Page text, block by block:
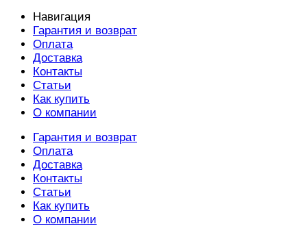
Навигация
Гарантия и возврат
Оплата
Доставка
Контакты
Статьи
Как купить
О компании
Гарантия и возврат
Оплата
Доставка
Контакты
Статьи
Как купить
О компании